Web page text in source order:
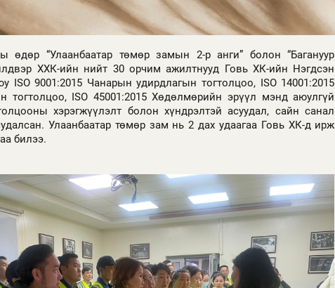
“Улаанбаатар төмөр замын 2-р анги” болон “Багануур
ХХК-ийн нийт 30 орчим ажилтнууд Говь ХК-ийн Нэгдсэн
ISO 9001:2015 Чанарын удирдлагын тогтолцоо, ISO 14001:2015
тогтолцоо, ISO 45001:2015 Хөдөлмөрийн эрүүл мэнд аюулгүй
хэрэгжүүлэлт болон хүндрэлтэй асуудал, сайн санал
Улаанбаатар төмөр зам нь 2 дах удаагаа Говь ХК-д ирж
билээ.